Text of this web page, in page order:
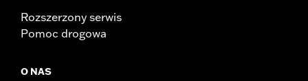
Rozszerzony serwis
Pomoc drogowa
O NAS